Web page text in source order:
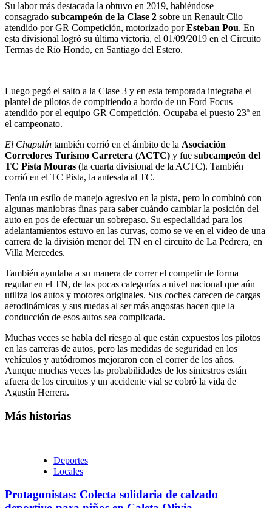
Su labor más destacada la obtuvo en 2019, habiéndose
consagrado subcampeón de la Clase 2 sobre un Renault Clio
atendido por GR Competición, motorizado porEsteban Pou. En
esta divisional logró su última victoria, el 01/09/2019 en el Circuito
Termas de Río Hondo, en Santiago del Estero.
Luego pegó el salto a la Clase 3 y en esta temporada integraba el
plantel de pilotos de compitiendo a bordo de un Ford Focus
atendido por el equipo GR Competición. Ocupaba el puesto 23º en
el campeonato.
El Chapulín también corrió en el ámbito de la Asociación
Corredores Turismo Carretera (ACTC) y fue subcampeón del
TC Pista Mouras (la cuarta divisional de la ACTC). También
corrió en el TC Pista, la antesala al TC.
Tenía un estilo de manejo agresivo en la pista, pero lo combinó con
algunas maniobras finas para saber cuándo cambiar la posición del
auto en pos de efectuar un sobrepaso. Su especialidad para los
adelantamientos estuvo en las curvas, como se ve en el video de una
carrera de la división menor del TN en el circuito de La Pedrera, en
Villa Mercedes.
También ayudaba a su manera de correr el competir de forma
regular en el TN, de las pocas categorías a nivel nacional que aún
utiliza los autos y motores originales. Sus coches carecen de cargas
aerodinámicas y sus ruedas al ser más angostas hacen que la
conducción de esos autos sea complicada.
Muchas veces se habla del riesgo al que están expuestos los pilotos
en las carreras de autos, pero las medidas de seguridad en los
vehículos y autódromos mejoraron con el correr de los años.
Aunque muchas veces las probabilidades de los siniestros están
afuera de los circuitos y un accidente vial se cobró la vida de
Agustín Herrera.
Más historias
Deportes
Locales
Protagonistas: Colecta solidaria de calzado